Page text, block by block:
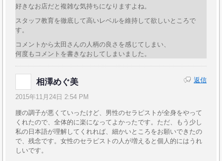
好きなお店だと複雑な気持ちになりますよね。
スタッフ教育を徹底して高いレベルを維持して欲しいところで
す。
コメントから太田さんの人柄の良さを感じてしまい、
何度もコメントを書きなおしてしまいました。
相澤めぐ美
2015年11月24日 2:54 PM
腰の調子が悪くていったけど、男性のセラピストが全身をやって
くれたので、全体的に楽になってよかったです。ただ、もう少し
私の日本語が理解してくれれば、細かいところをお願いできたの
で、残念です。女性のセラピストの人が増えると個人的にはうれ
しいです。
返信